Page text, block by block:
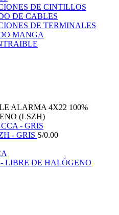
DE CINTILLOS
DE CABLES
DE TERMINALES
MANGA
ALARMA 4X22 100%
(LSZH)
- GRIS S/0.00
LIBRE DE HALÓGENO